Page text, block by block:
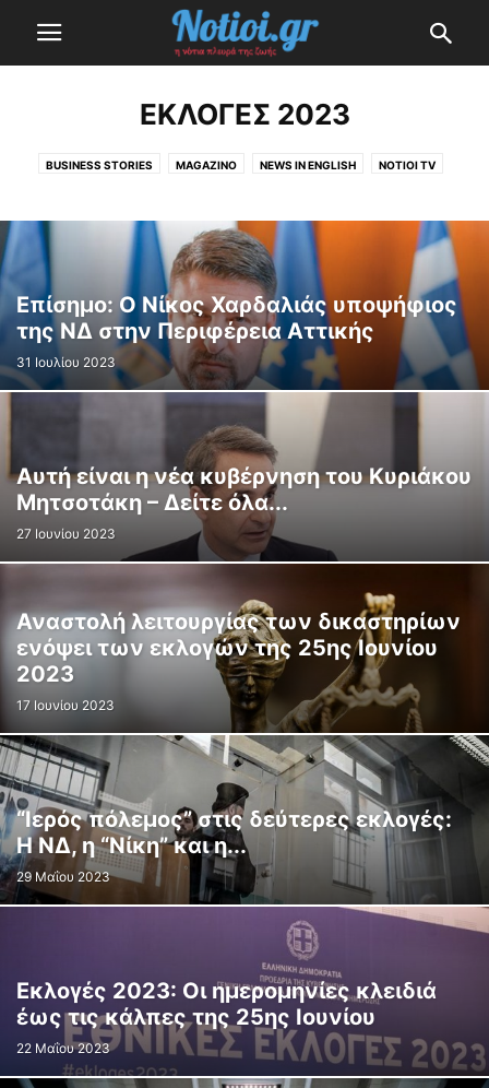
ΕΚΛΟΓΈΣ 2023
BUSINESS STORIES MAGAZINO NEWS IN ENGLISH NOTIOI TV
Η ΕΠΕΝΔΥΣΗ ΤΟΥ ΕΛΛΗΝΙΚΟΥ ΚΟΡΟΝΟΪΌΣ (ΣΥΝΕΧΉΣ ΕΝΗΜΈΡΩΣΗ)
ΜΙΚΡΈΣ ΙΣΤΟΡΊΕΣ ΟΙ ΔΉΜΟΙ ΜΑΣ ΤΕΧΝΟΛΟΓΊΑ
ΥΓΕΊΑ & ΟΜΟΡΦΙΆ
Επίσημο: Ο Νίκος Χαρδαλιάς υποψήφιος
της ΝΔ στην Περιφέρεια Αττικής
31 Ιουλίου 2023
Αυτή είναι η νέα κυβέρνηση του Κυριάκου
Μητσοτάκη – Δείτε όλα...
27 Ιουνίου 2023
Αναστολή λειτουργίας των δικαστηρίων
ενόψει των εκλογών της 25ης Ιουνίου
2023
17 Ιουνίου 2023
“Ιερός πόλεμος” στις δεύτερες εκλογές:
Η ΝΔ, η “Νίκη” και η...
29 Μαΐου 2023
Εκλογές 2023: Οι ημερομηνίες κλειδιά
έως τις κάλπες της 25ης Ιουνίου
22 Μαΐου 2023